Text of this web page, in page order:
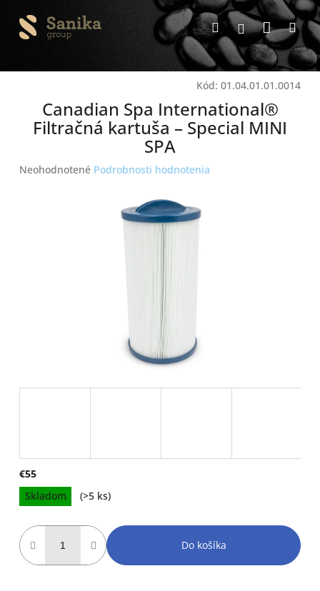
obsah
HľadaťPrihlásenie
košík
Kód: 01.04.01.01.0014
Canadian Spa International®
Filtračná kartuša – Special MINI
SPA
Priemerné
Neohodnotené Podrobnosti hodnotenia
€55
Jednotková
cena:
Skladom (>5 ks)
Do košíka